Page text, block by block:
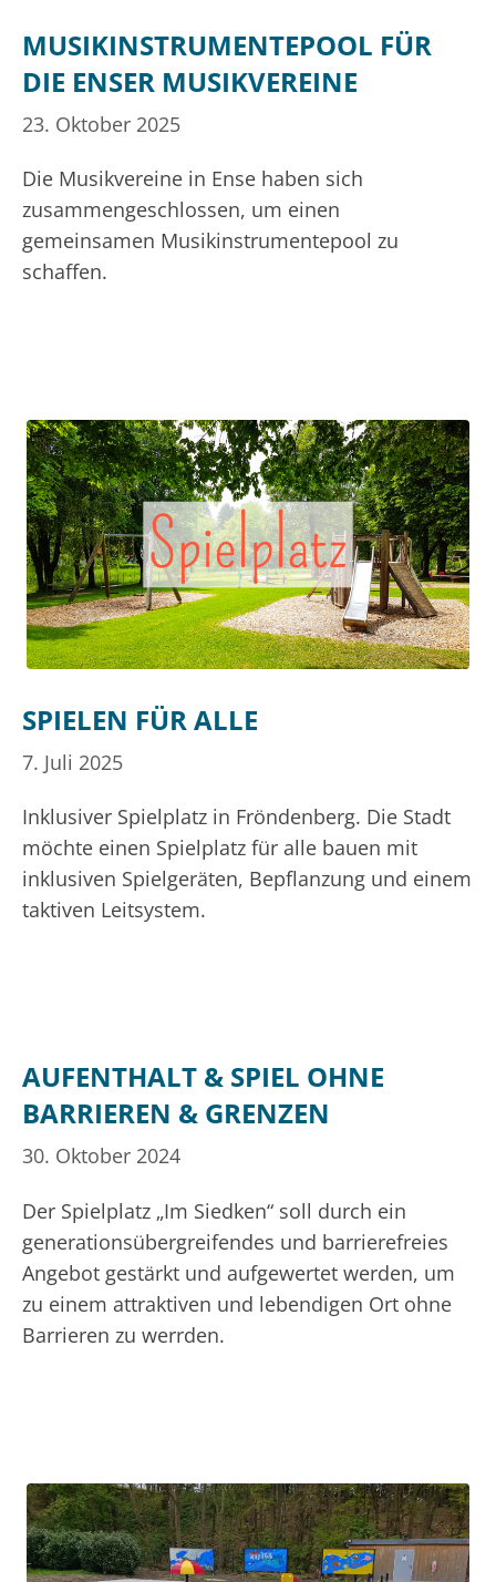
MUSIKINSTRUMENTEPOOL FÜR
DIE ENSER MUSIKVEREINE
23. Oktober 2025
Die Musikvereine in Ense haben sich
zusammengeschlossen, um einen
gemeinsamen Musikinstrumentepool zu
schaffen.
SPIELEN FÜR ALLE
7. Juli 2025
Inklusiver Spielplatz in Fröndenberg. Die Stadt
möchte einen Spielplatz für alle bauen mit
inklusiven Spielgeräten, Bepflanzung und einem
taktiven Leitsystem.
AUFENTHALT & SPIEL OHNE
BARRIEREN & GRENZEN
30. Oktober 2024
Der Spielplatz „Im Siedken“ soll durch ein
generationsübergreifendes und barrierefreies
Angebot gestärkt und aufgewertet werden, um
zu einem attraktiven und lebendigen Ort ohne
Barrieren zu werrden.